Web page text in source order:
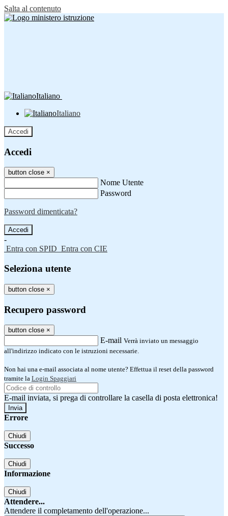
Salta al contenuto
Italiano
Italiano
Accedi
Accedi
button close ×
Nome Utente
Password
Password dimenticata?
-
Entra con SPID Entra con CIE
Seleziona utente
button close ×
Recupero password
button close ×
E-mail Verrà inviato un messaggio
all'indirizzo indicato con le istruzioni necessarie.
Non hai una e-mail associata al nome utente? Effettua il reset della password
tramite la Login Spaggiari
E-mail inviata, si prega di controllare la casella di posta elettronica!
Errore
Chiudi
Successo
Chiudi
Informazione
Chiudi
Attendere...
Attendere il completamento dell'operazione...